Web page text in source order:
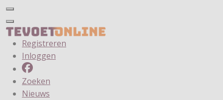
Registreren
Inloggen
Zoeken
Nieuws